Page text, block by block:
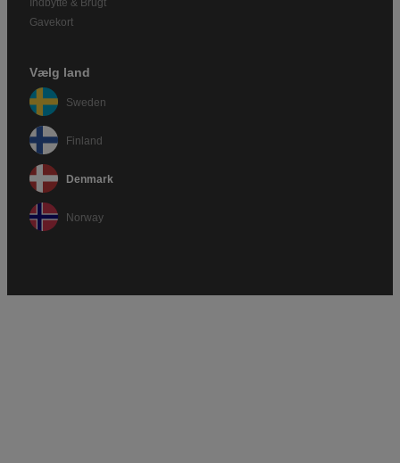
Gavekort
Vælg land
Sweden
Finland
Denmark
Norway